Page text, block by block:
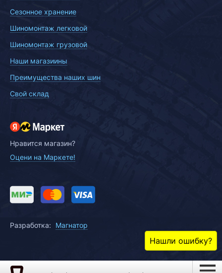
Сезонное хранение
Шиномонтаж легковой
Шиномонтаж грузовой
Наши магазиины
Преимущества наших шин
Свой склад
Нравится магазин?
Оцени на Маркете!
Разработка: Магнатор
Нашли ошибку?